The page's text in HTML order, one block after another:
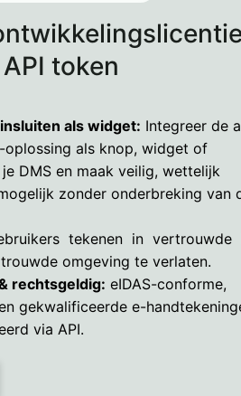
token
als widget: Integreer de
oplossing als knop, widget of
DMS en maak veilig, wettelijk
zonder onderbreking van
tekenen in vertrouwde
omgeving te verlaten.
rechtsgeldig: eIDAS-conforme,
gekwalificeerde e-
via API.